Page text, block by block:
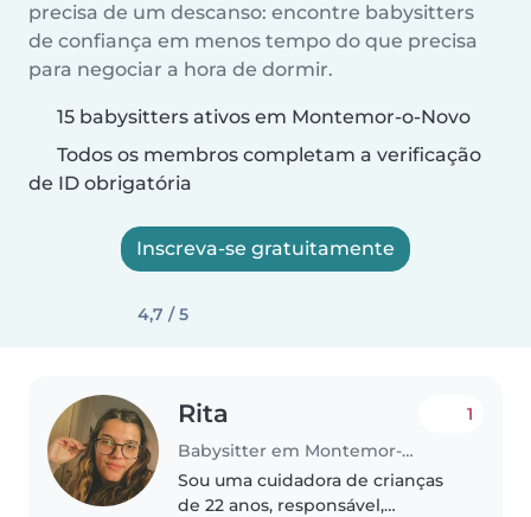
precisa de um descanso: encontre babysitters
de confiança em menos tempo do que precisa
para negociar a hora de dormir.
15 babysitters ativos em Montemor-o-Novo
Todos os membros completam a verificação
de ID obrigatória
Inscreva-se gratuitamente
4,7 / 5
Rita
Babysitter em Montemor-o-Novo
1
Sou uma cuidadora de crianças
de 22 anos, responsável,